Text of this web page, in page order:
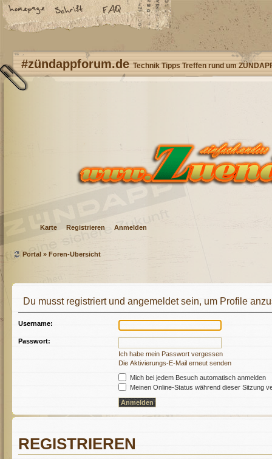
#zündappforum.de Technik Tipps Treffen rund um
Karte Registrieren Anmelden
Portal » Foren-Übersicht
Du musst registriert und angemeldet sein, um Profile
Username:
Passwort:
Ich habe mein Passwort vergessen
Die Aktivierungs-E-Mail erneut senden
Mich bei jedem Besuch automatisch anmelden
Meinen Online-Status während dieser Sitzung
REGISTRIEREN